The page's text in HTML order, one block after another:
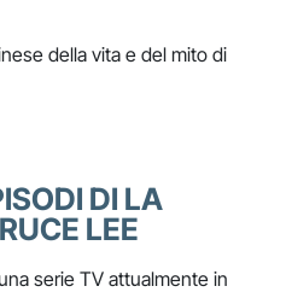
della vita e del mito di
DI LA
LEE
serie TV attualmente in